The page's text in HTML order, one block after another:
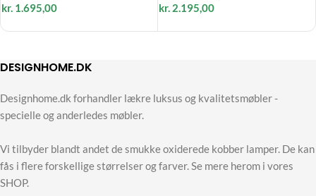
kr. 1.695,00
kr. 2.195,00
DESIGNHOME.DK
Designhome.dk forhandler lækre luksus og kvalitetsmøbler -
specielle og anderledes møbler.
Vi tilbyder blandt andet de smukke oxiderede kobber lamper. De kan
fås i flere forskellige størrelser og farver. Se mere herom i vores
SHOP.